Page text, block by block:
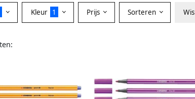
Kleur 1 Prijs Sorteren Wis